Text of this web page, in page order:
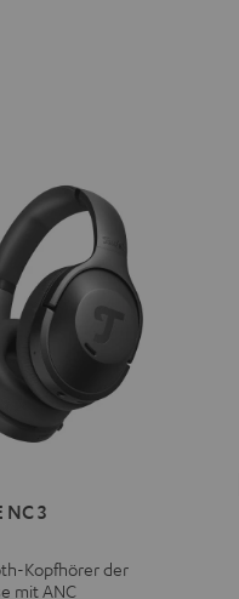
NC 3
Kopfhörer der
mit ANC